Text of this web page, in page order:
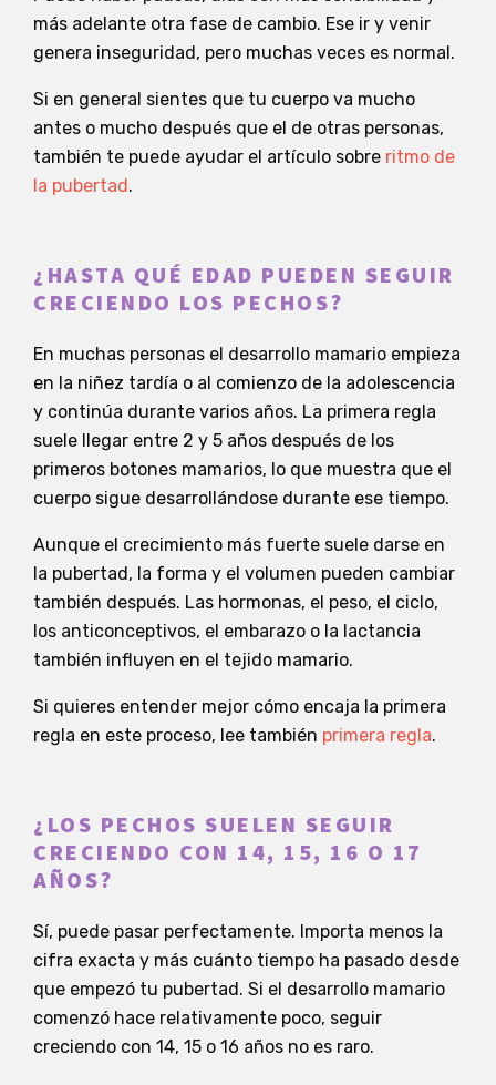
más adelante otra fase de cambio. Ese ir y venir
genera inseguridad, pero muchas veces es normal.
Si en general sientes que tu cuerpo va mucho
antes o mucho después que el de otras personas,
también te puede ayudar el artículo sobre ritmo de
la pubertad.
¿HASTA QUÉ EDAD PUEDEN SEGUIR
CRECIENDO LOS PECHOS?
En muchas personas el desarrollo mamario empieza
en la niñez tardía o al comienzo de la adolescencia
y continúa durante varios años. La primera regla
suele llegar entre 2 y 5 años después de los
primeros botones mamarios, lo que muestra que el
cuerpo sigue desarrollándose durante ese tiempo.
Aunque el crecimiento más fuerte suele darse en
la pubertad, la forma y el volumen pueden cambiar
también después. Las hormonas, el peso, el ciclo,
los anticonceptivos, el embarazo o la lactancia
también influyen en el tejido mamario.
Si quieres entender mejor cómo encaja la primera
regla en este proceso, lee también primera regla.
¿LOS PECHOS SUELEN SEGUIR
CRECIENDO CON 14, 15, 16 O 17
AÑOS?
Sí, puede pasar perfectamente. Importa menos la
cifra exacta y más cuánto tiempo ha pasado desde
que empezó tu pubertad. Si el desarrollo mamario
comenzó hace relativamente poco, seguir
creciendo con 14, 15 o 16 años no es raro.